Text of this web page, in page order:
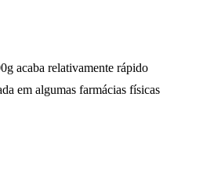
acaba relativamente rápido
em algumas farmácias físicas